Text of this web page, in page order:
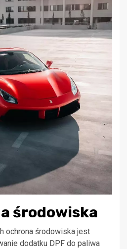
środowiska
ochrona środowiska jest
dodatku DPF do paliwa